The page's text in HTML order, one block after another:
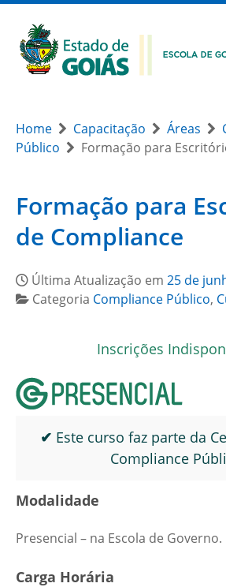
Home Capacitação Áreas
Público
Formação para
Formação para
de Compliance
Última Atualização em 25 de
Categoria Compliance Público,
Inscrições
✔ Este curso faz parte da
Compliance
Modalidade
Presencial – na Escola de Governo.
Carga Horária